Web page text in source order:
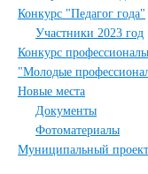
Конкурс "Педагог года"
Участники 2023 год
Конкурс
"Молодые
Новые места
Документы
Фотоматериалы
Муниципальный